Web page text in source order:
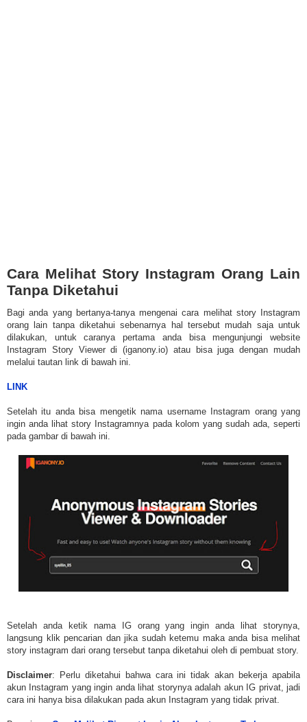
Cara Melihat Story Instagram Orang Lain
Tanpa Diketahui
Bagi anda yang bertanya-tanya mengenai cara melihat story Instagram
orang lain tanpa diketahui sebenarnya hal tersebut mudah saja untuk
dilakukan, untuk caranya pertama anda bisa mengunjungi website
Instagram Story Viewer di (iganony.io) atau bisa juga dengan mudah
melalui tautan link di bawah ini.
LINK
Setelah itu anda bisa mengetik nama username Instagram orang yang
ingin anda lihat story Instagramnya pada kolom yang sudah ada, seperti
pada gambar di bawah ini.
Setelah anda ketik nama IG orang yang ingin anda lihat storynya,
langsung klik pencarian dan jika sudah ketemu maka anda bisa melihat
story instagram dari orang tersebut tanpa diketahui oleh di pembuat story.
Disclaimer: Perlu diketahui bahwa cara ini tidak akan bekerja apabila
akun Instagram yang ingin anda lihat storynya adalah akun IG privat, jadi
cara ini hanya bisa dilakukan pada akun Instagram yang tidak privat.